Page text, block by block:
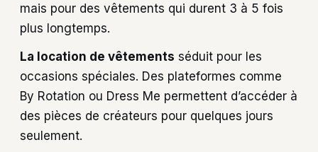
mais pour des vêtements qui durent 3 à 5 fois
plus longtemps.
La location de vêtements séduit pour les
occasions spéciales. Des plateformes comme
By Rotation ou Dress Me permettent d’accéder à
des pièces de créateurs pour quelques jours
seulement.